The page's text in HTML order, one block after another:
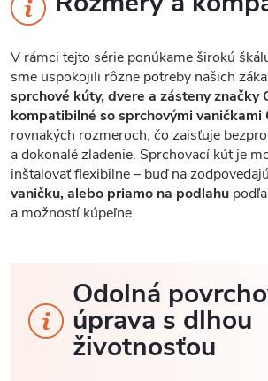
V rámci tejto série ponúkame širokú
sme uspokojili rôzne potreby našich
sprchové kúty, dvere a zásteny značky
kompatibilné so sprchovými vaničkami
rovnakých rozmeroch, čo zaisťuje
a dokonalé zladenie. Sprchovací kút je
inštalovať flexibilne – buď na
vaničku, alebo priamo na podlahu
a možností kúpeľne.
Odolná
úprava s dlhou
životnosťou